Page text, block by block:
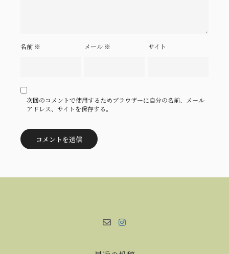
名前 ※ メール ※ サイト
次回のコメントで使用するためブラウザーに自分の名前、メール
アドレス、サイトを保存する。